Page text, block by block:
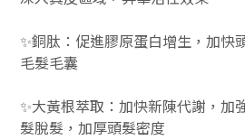
✨銅肽：促進膠原蛋白增生，加快
毛髮毛囊
✨大黃根萃取：加快新陳代謝，加
髮脫髮，加厚頭髮密度